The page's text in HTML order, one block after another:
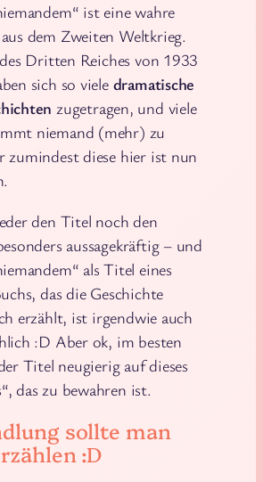
ist eine wahre
dem Zweiten Weltkrieg.
Dritten Reiches von 1933
sich so viele dramatische
zugetragen, und viele
niemand (mehr) zu
zumindest diese hier ist nun
den Titel noch den
aussagekräftig – und
als Titel eines
das die Geschichte
erzählt, ist irgendwie auch
:D Aber ok, im besten
Titel neugierig auf dieses
das zu bewahren ist.
sollte man
:D